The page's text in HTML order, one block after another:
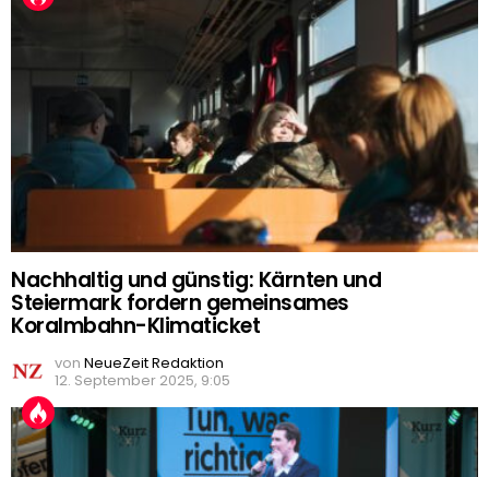
Nachhaltig und günstig: Kärnten und
Steiermark fordern gemeinsames
Koralmbahn-Klimaticket
von NeueZeit Redaktion
12. September 2025, 9:05